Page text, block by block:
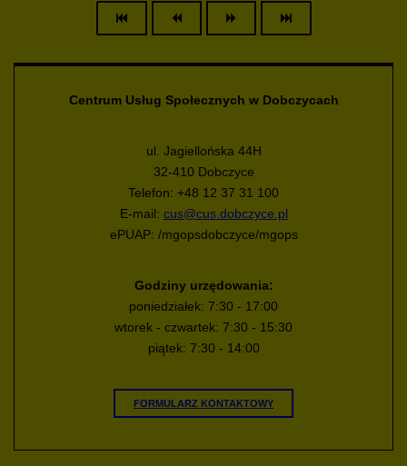
Centrum Usług Społecznych w Dobczycach
ul. Jagiellońska 44H
32-410 Dobczyce
Telefon: +48 12 37 31 100
E-mail: cus@cus.dobczyce.pl
ePUAP: /mgopsdobczyce/mgops
Godziny urzędowania:
poniedziałek: 7:30 - 17:00
wtorek - czwartek: 7:30 - 15:30
piątek: 7:30 - 14:00
FORMULARZ KONTAKTOWY